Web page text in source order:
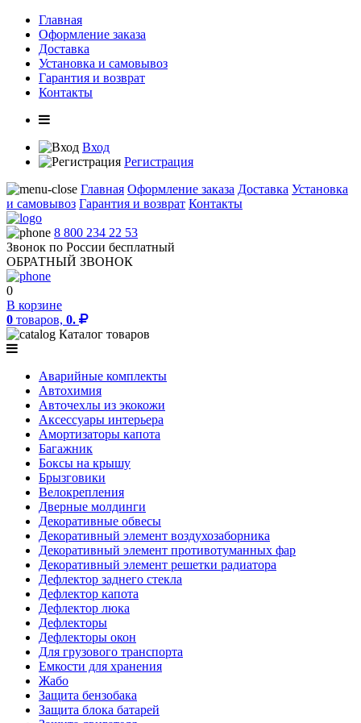
Главная
Оформление заказа
Доставка
Установка и самовывоз
Гарантия и возврат
Контакты
Вход
Регистрация
Главная Оформление заказа Доставка Установка
и самовывоз Гарантия и возврат Контакты
8 800 234 22 53
Звонок по России бесплатный
ОБРАТНЫЙ ЗВОНОК
0
В корзине
0 товаров, 0.
Каталог товаров
Аварийные комплекты
Автохимия
Авточехлы из экокожи
Аксессуары интерьера
Амортизаторы капота
Багажник
Боксы на крышу
Брызговики
Велокрепления
Дверные молдинги
Декоративные обвесы
Декоративный элемент воздухозаборника
Декоративный элемент противотуманных фар
Декоративный элемент решетки радиатора
Дефлектор заднего стекла
Дефлектор капота
Дефлектор люка
Дефлекторы
Дефлекторы окон
Для грузового транспорта
Емкости для хранения
Жабо
Защита бензобака
Защита блока батарей